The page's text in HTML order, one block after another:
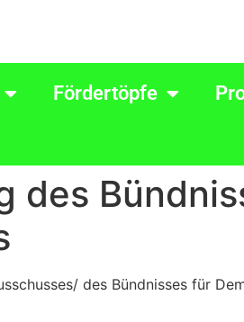
Fördertöpfe
des
des Bündnisses für